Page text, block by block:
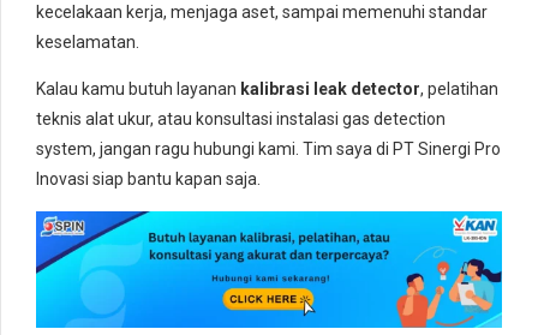
kecelakaan kerja, menjaga aset, sampai memenuhi standar
keselamatan.
Kalau kamu butuh layanan kalibrasi leak detector, pelatihan
teknis alat ukur, atau konsultasi instalasi gas detection
system, jangan ragu hubungi kami. Tim saya di PT Sinergi Pro
Inovasi siap bantu kapan saja.